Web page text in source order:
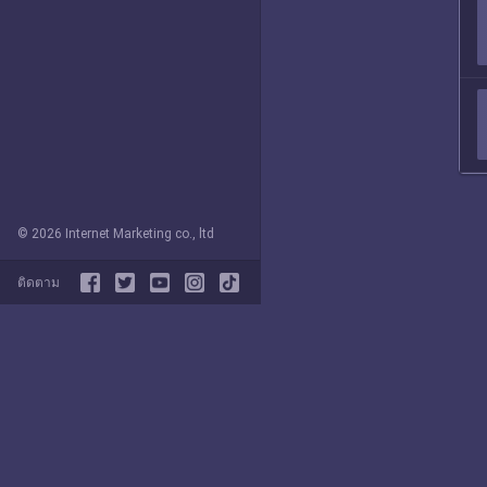
© 2026 Internet Marketing co., ltd
ติดตาม